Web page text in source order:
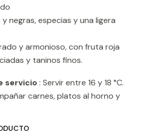
negras, especias y una ligera
y armonioso, con fruta roja
y taninos finos.
servicio: Servir entre 16 y 18 °C.
carnes, platos al horno y